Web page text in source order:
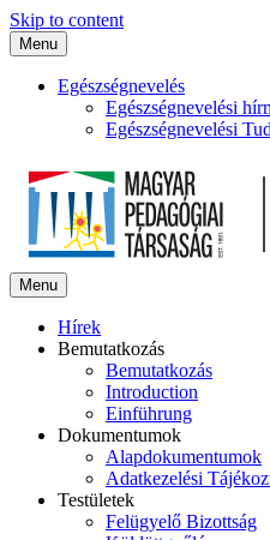
Skip to content
Menu
Egészségnevelés
Egészségnevelési
Egészségnevelési
Menu
Hírek
Bemutatkozás
Bemutatkozás
Introduction
Einführung
Dokumentumok
Alapdokumentumok
Adatkezelési
Testületek
Felügyelő Bizottság